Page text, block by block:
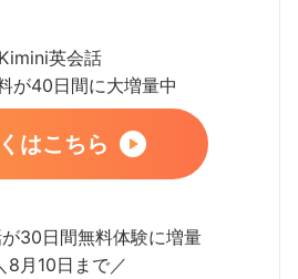
Kimini英会話
が40日間に大増量中
はこちら
30日間無料体験に増量
8月10日まで／